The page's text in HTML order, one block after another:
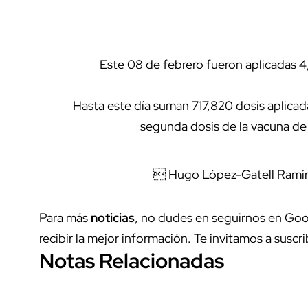
Este 08 de febrero fueron aplicadas
Hasta este día suman 717,820 dosis
segunda dosis de la vacuna
 Hugo López-Gatell
Para más noticias, no dudes en seguirnos en
recibir la mejor información. Te invitamos a
Notas Relacionadas